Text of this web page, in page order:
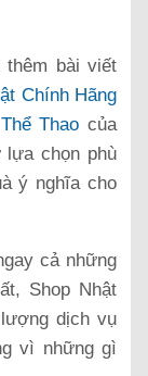
thêm bài viết
Chính Hãng
Thao của
lựa chọn phù
ý nghĩa cho
cả những
Shop Nhật
dịch vụ
vì những gì